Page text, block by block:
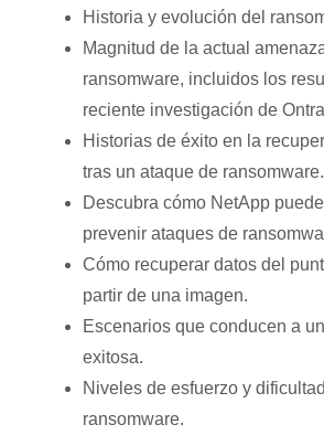
Historia y evolución del
Magnitud de la actual
ransomware, incluidos los
reciente investigación de
Historias de éxito en la
tras un ataque de ransomware.
Descubra cómo NetApp
prevenir ataques de
Cómo recuperar datos del
partir de una imagen.
Escenarios que conducen a
exitosa.
Niveles de esfuerzo y
ransomware.